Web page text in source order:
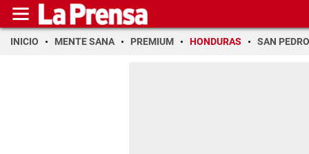
INICIO MENTE SANA PREMIUM HONDURAS SAN PEDRO